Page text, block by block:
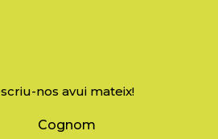
nos avui mateix!